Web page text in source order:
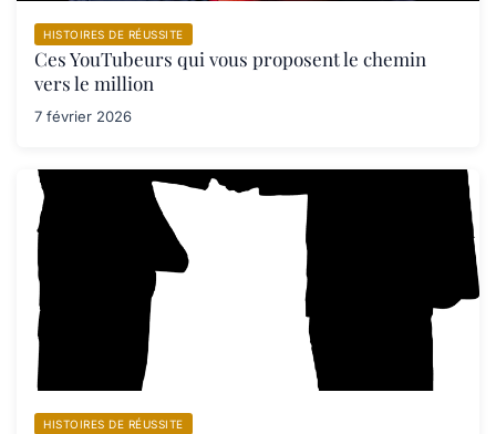
HISTOIRES DE RÉUSSITE
Ces YouTubeurs qui vous proposent le chemin
vers le million
7 février 2026
HISTOIRES DE RÉUSSITE